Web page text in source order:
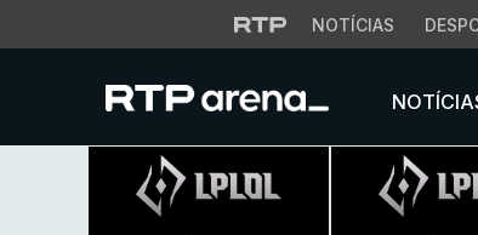
NOTÍCIAS